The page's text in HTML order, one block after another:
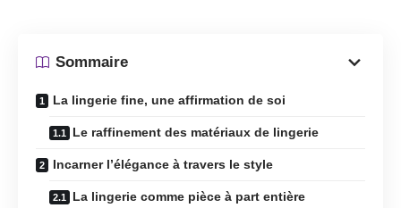
Sommaire
La lingerie fine, une affirmation de soi
Le raffinement des matériaux de lingerie
Incarner l’élégance à travers le style
La lingerie comme pièce à part entière